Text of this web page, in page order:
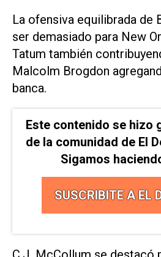
La ofensiva equilibrada de
ser demasiado para New
Tatum también
Malcolm Brogdon
banca.
Este contenido se hizo
de la comunidad de El
Sigamos
SUSCRIBITE A EL